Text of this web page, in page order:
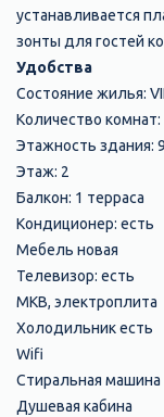
устанавливается
зонты для гостей
Удобства
Состояние жилья:​
Количество комнат:​
Этажность здания:​ 9
Этаж:​ 2
Балкон:​ 1 терраса
Кондиционер:​ есть
Мебель новая
Телевизор: есть
МКВ, электроплита
Холодильник есть
Wifi
Стиральная машина
Душевая кабина